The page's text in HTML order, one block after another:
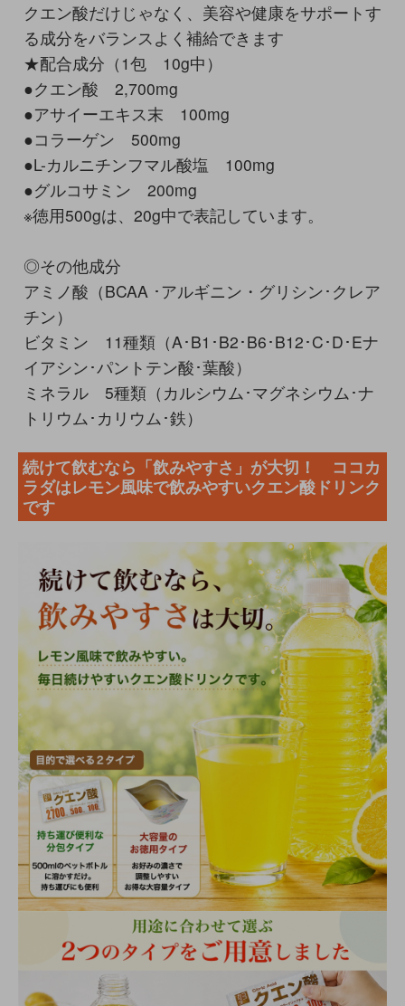
クエン酸だけじゃなく、美容や健康をサポートす
る成分をバランスよく補給できます
★配合成分（1包 10g中）
●クエン酸 2,700mg
●アサイーエキス末 100mg
●コラーゲン 500mg
●L-カルニチンフマル酸塩 100mg
●グルコサミン 200mg
※徳用500gは、20g中で表記しています。
◎その他成分
アミノ酸（BCAA ･アルギニン・グリシン･クレア
チン）
ビタミン 11種類（A･B1･B2･B6･B12･C･D･Eナ
イアシン･パントテン酸･葉酸）
ミネラル 5種類（カルシウム･マグネシウム･ナ
トリウム･カリウム･鉄）
続けて飲むなら「飲みやすさ」が大切！ ココカ
ラダはレモン風味で飲みやすいクエン酸ドリンク
です